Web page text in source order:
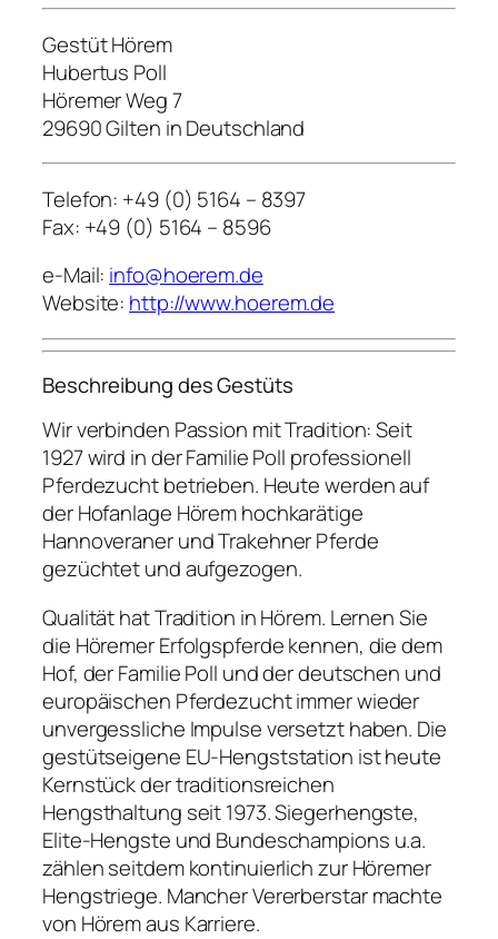
Gestüt Hörem
Hubertus Poll
Höremer Weg 7
29690 Gilten in Deutschland
Telefon: +49 (0) 5164 – 8397
Fax: +49 (0) 5164 – 8596
e-Mail: info@hoerem.de
Website: http://www.hoerem.de
Beschreibung des Gestüts
Wir verbinden Passion mit Tradition: Seit
1927 wird in der Familie Poll professionell
Pferdezucht betrieben. Heute werden auf
der Hofanlage Hörem hochkarätige
Hannoveraner und Trakehner Pferde
gezüchtet und aufgezogen.
Qualität hat Tradition in Hörem. Lernen Sie
die Höremer Erfolgspferde kennen, die dem
Hof, der Familie Poll und der deutschen und
europäischen Pferdezucht immer wieder
unvergessliche Impulse versetzt haben. Die
gestütseigene EU-Hengststation ist heute
Kernstück der traditionsreichen
Hengsthaltung seit 1973. Siegerhengste,
Elite-Hengste und Bundeschampions u.a.
zählen seitdem kontinuierlich zur Höremer
Hengstriege. Mancher Vererberstar machte
von Hörem aus Karriere.